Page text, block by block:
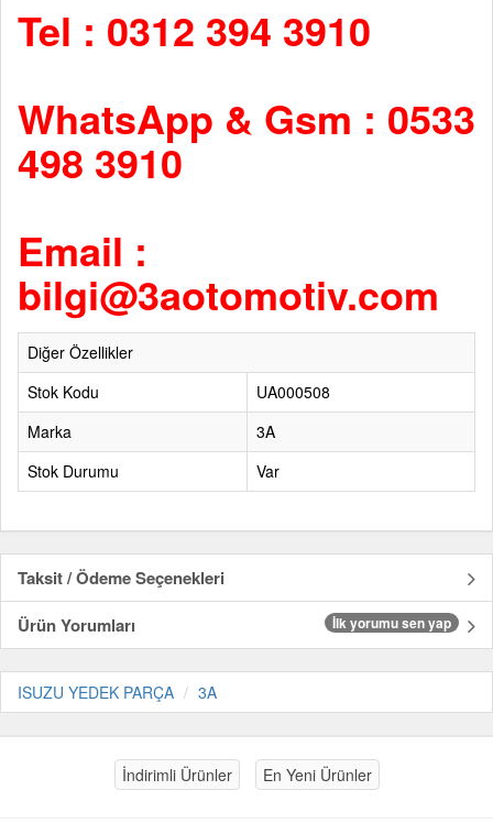
Tel : 0312 394 3910
WhatsApp & Gsm : 0533
498 3910
Email :
bilgi@3aotomotiv.com
Diğer Özellikler
Stok Kodu
UA000508
Marka
3A
Stok Durumu
Var
Taksit / Ödeme Seçenekleri
Ürün Yorumları
İlk yorumu sen yap
ISUZU YEDEK PARÇA 3A
İndirimli Ürünler En Yeni Ürünler